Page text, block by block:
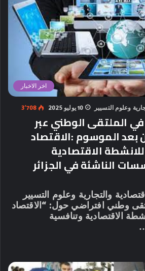
اخر الاخبار
وعلوم التسيير 10 يوليو 2025 3٬708
الملتقى الوطني عبر
بعد الموسوم :الاقتصاد
الاقتصادية
الناشئة في الجزائر
والتجارية وعلوم التسيير
وطني افتراضي حول: “الاقتصاد
الاقتصادية وتنافسية